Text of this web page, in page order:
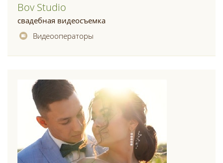
Bov Studio
свадебная видеосъемка
Видеооператоры